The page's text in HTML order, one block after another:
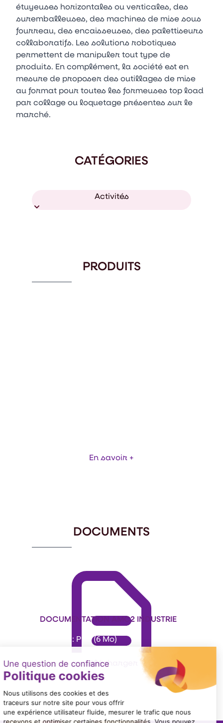
étuyeuses horizontales ou verticales, des
suremballeuses, des machines de mise sous
fourreau, des encaisseuses, des palettiseurs
collaboratifs. Les solutions robotiques
permettent de manipuler tout type de
produits. En complément, la société est en
mesure de proposer des outillages de mise
au format pour toutes les formeuses top load
par collage ou loquetage présentes sur le
marché.
CATÉGORIES
Activités
PRODUITS
En savoir +
DOCUMENTS
DOCUMENTATION AMC2 INDUSTRIE
Format : PDF (6 Mo)
Télécharger